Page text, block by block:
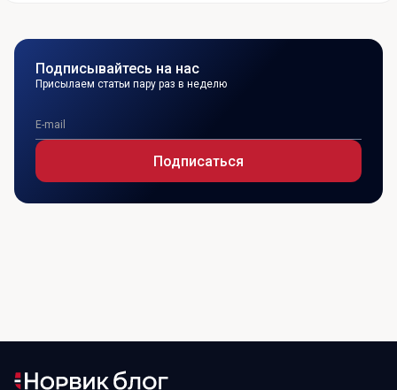
Подписывайтесь на нас
Присылаем статьи пару раз в неделю
Подписаться